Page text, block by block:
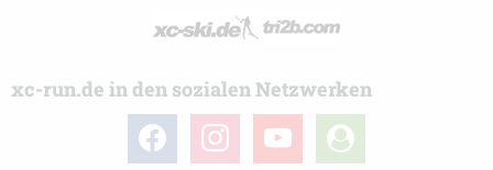
xc-run.de in den sozialen Netzwerken
facebook instagramyoutube
user-
circle